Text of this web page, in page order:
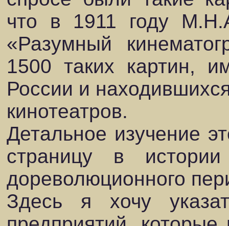
что в 1911 году
«Разумный
1500 таких картин,
России и
кинотеатров.
Детальное изучение
страницу в истории
дореволюционного
Здесь я хочу